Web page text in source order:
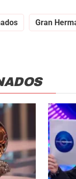
Gran